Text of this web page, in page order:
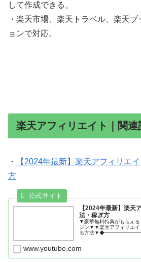
して作成できる。
・楽天市場、楽天トラベル、楽天
ョンで対応。
楽天アフィリエイト｜関連
・
【2024年最新】楽天アフィリエ
方
【2024年最新】楽天
法・稼ぎ方
▼豪華無料特典がもらえ
ジン▼▼楽天アフィリエイ
る方法
www.youtube.com